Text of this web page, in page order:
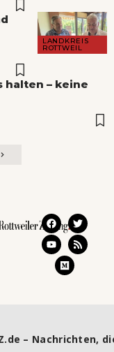
LANDKREIS
ROTTWEIL
halten – keine
– Nachrichten,